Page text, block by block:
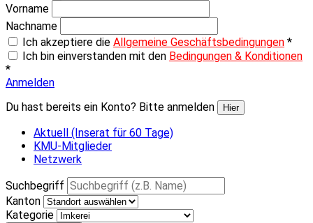
Vorname
Nachname
Ich akzeptiere die Allgemeine Geschäftsbedingungen *
Ich bin einverstanden mit den Bedingungen & Konditionen
*
Anmelden
Du hast bereits ein Konto? Bitte anmelden
Hier
Aktuell (Inserat für 60 Tage)
KMU-Mitglieder
Netzwerk
Suchbegriff
Kanton
Kategorie